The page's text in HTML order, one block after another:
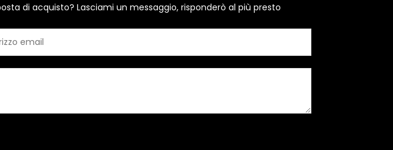
di acquisto? Lasciami un messaggio, risponderò al più presto